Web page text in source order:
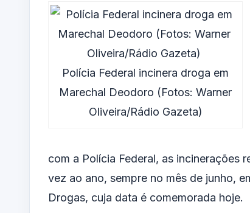
Polícia Federal incinera droga em
Marechal Deodoro (Fotos: Warner
Oliveira/Rádio Gazeta)
com a Polícia Federal, as incinerações
vez ao ano, sempre no mês de junho,
Drogas, cuja data é comemorada hoje.